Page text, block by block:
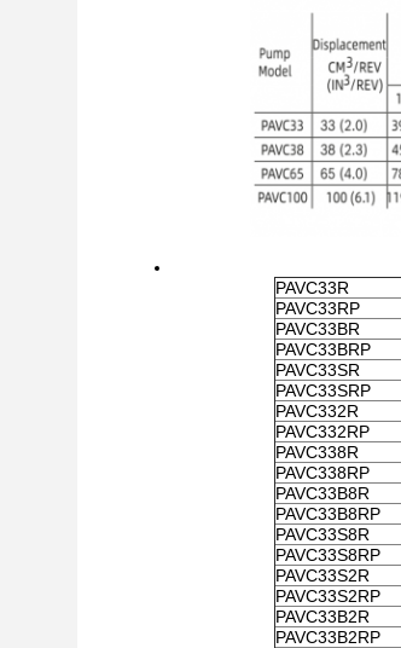
PAVC33R
PAVC33RP
PAVC33BR
PAVC33BRP
PAVC33SR
PAVC33SRP
PAVC332R
PAVC332RP
PAVC338R
PAVC338RP
PAVC33B8R
PAVC33B8RP
PAVC33S8R
PAVC33S8RP
PAVC33S2R
PAVC33S2RP
PAVC33B2R
PAVC33B2RP